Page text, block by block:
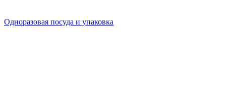
Одноразовая посуда и упаковка